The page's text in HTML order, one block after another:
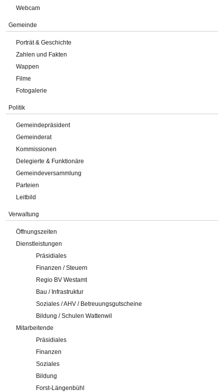
Webcam
Gemeinde
Porträt & Geschichte
Zahlen und Fakten
Wappen
Filme
Fotogalerie
Politik
Gemeindepräsident
Gemeinderat
Kommissionen
Delegierte & Funktionäre
Gemeindeversammlung
Parteien
Leitbild
Verwaltung
Öffnungszeiten
Dienstleistungen
Präsidiales
Finanzen / Steuern
Regio BV Westamt
Bau / Infrastruktur
Soziales / AHV / Betreuungsgutscheine
Bildung / Schulen Wattenwil
Mitarbeitende
Präsidiales
Finanzen
Soziales
Bildung
Forst-Längenbühl